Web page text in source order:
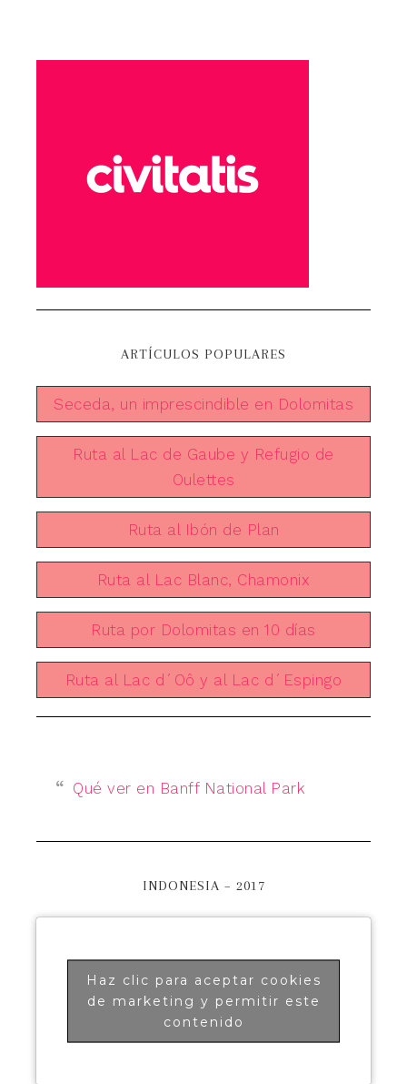
ARTÍCULOS POPULARES
Seceda, un imprescindible en Dolomitas
Ruta al Lac de Gaube y Refugio de
Oulettes
Ruta al Ibón de Plan
Ruta al Lac Blanc, Chamonix
Ruta por Dolomitas en 10 días
Ruta al Lac d´Oô y al Lac d´Espingo
Qué ver en Banff National Park
INDONESIA – 2017
Haz clic para aceptar cookies
de marketing y permitir este
contenido